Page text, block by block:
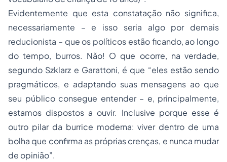
Evidentemente que esta constatação não significa,
necessariamente – e isso seria algo por demais
reducionista – que os políticos estão ficando, ao longo
do tempo, burros. Não! O que ocorre, na verdade,
segundo Szklarz e Garattoni, é que “eles estão sendo
pragmáticos, e adaptando suas mensagens ao que
seu público consegue entender – e, principalmente,
estamos dispostos a ouvir. Inclusive porque esse é
outro pilar da burrice moderna: viver dentro de uma
bolha que confirma as próprias crenças, e nunca mudar
de opinião”.